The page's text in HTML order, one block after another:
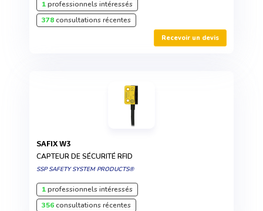
1professionnels intéressés
378consultations récentes
Recevoir un devis
SAFIX W3
CAPTEUR DE SÉCURITÉ RFID
SSP SAFETY SYSTEM PRODUCTS®
1professionnels intéressés
356consultations récentes